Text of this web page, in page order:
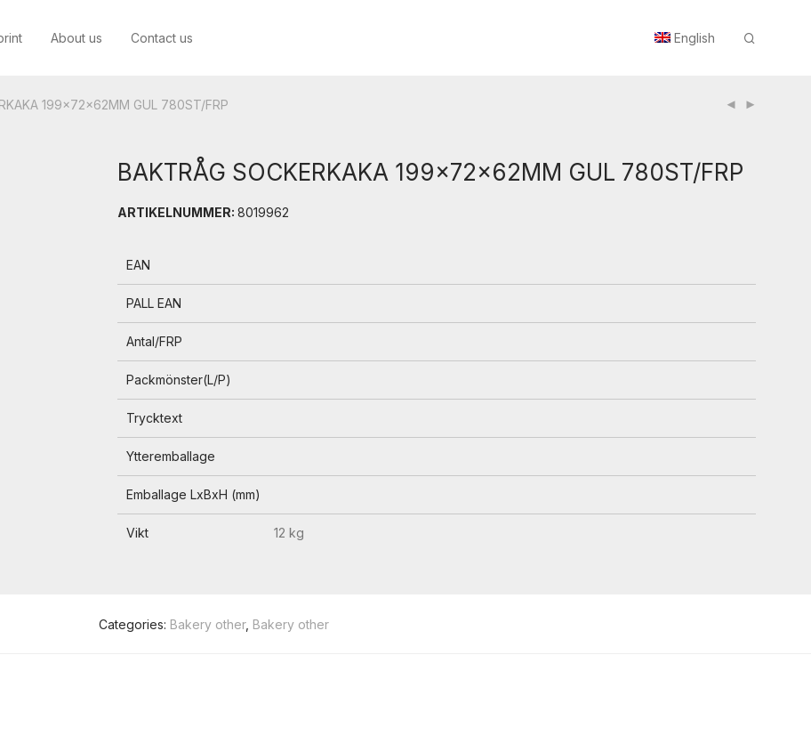
About us Contact us English
199x72x62MM GUL 780ST/FRP
BAKTRÅG SOCKERKAKA 199x72x62MM GUL 780ST/FRP
ARTIKELNUMMER: 8019962
EAN
PALL EAN
Antal/FRP
Packmönster(L/P)
Trycktext
Ytteremballage
Emballage LxBxH (mm)
Vikt 12 kg
Categories: Bakery other, Bakery other